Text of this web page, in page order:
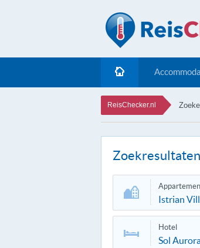
ReisChecker.nl
Zoekresultaten
Istrian
Hotel
Sol